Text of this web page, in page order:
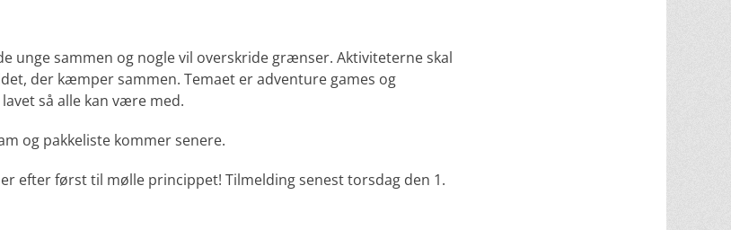
unge sammen og nogle vil overskride grænser. Aktiviteterne skal
der kæmper sammen. Temaet er adventure games og
så alle kan være med.
og pakkeliste kommer senere.
efter først til mølle princippet! Tilmelding senest torsdag den 1.